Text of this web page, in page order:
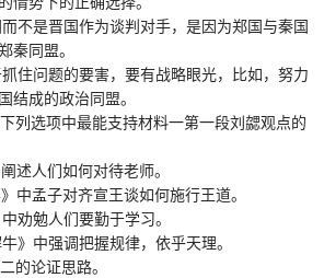
是晋国作为谈判对手，是因为郑国与秦国
秦同盟。
问题的要害，要有战略眼光，比如，努力
结成的政治同盟。
选项中最能支持材料一第一段刘勰观点的
人们如何对待老师。
孟子对齐宣王谈如何施行王道。
勉人们要勤于学习。
中强调把握规律，依乎天理。
论证思路。